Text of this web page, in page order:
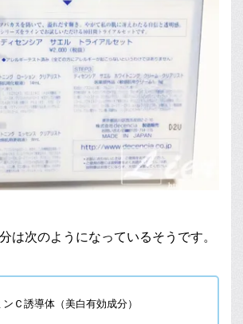
は次のようになっているそうです。
ンＣ誘導体（美白有効成分）